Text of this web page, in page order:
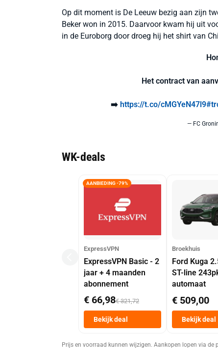
Op dit moment is De Leeuw bezig aan zijn
Beker won in 2015. Daarvoor kwam hij uit
in de Euroborg door droeg hij het shirt van
Het contract van
➡️https://t.co/cMGYeN47l9
— FC
WK-deals
AANBIEDING -79%
ExpressVPN
ExpressVPN Basic - 2
jaar + 4 maanden
abonnement
€ 66,98€ 321,72
Bekijk deal
Broekhuis
Ford Kuga
ST-line
automaat
€ 509,00
Bekijk deal
Prijs en voorraad kunnen wijzigen. Aankopen lopen via de